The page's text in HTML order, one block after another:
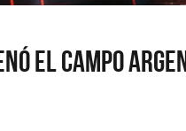
el Campo